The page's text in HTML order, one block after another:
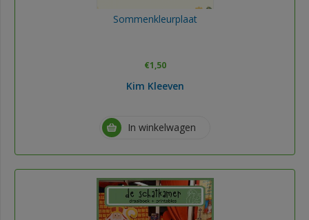
Sommenkleurplaat
€1,50
Kim Kleeven
In winkelwagen